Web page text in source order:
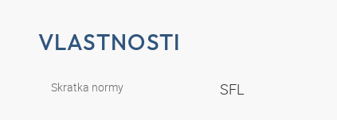
VLASTNOSTI
Skratka normy SFL